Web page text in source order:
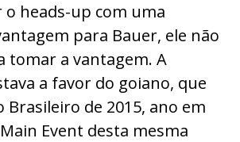
o heads-up com uma
para Bauer, ele não
tomar a vantagem. A
a favor do goiano, que
Brasileiro de 2015, ano em
Event desta mesma